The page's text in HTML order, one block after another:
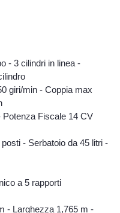
- 3 cilindri in linea -
giri/min - Coppia max
Potenza Fiscale 14 CV
- Serbatoio da 45 litri -
a 5 rapporti
- Larghezza 1,765 m -